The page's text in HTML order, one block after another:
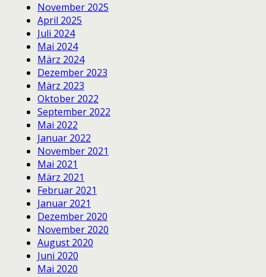
November 2025
April 2025
Juli 2024
Mai 2024
März 2024
Dezember 2023
März 2023
Oktober 2022
September 2022
Mai 2022
Januar 2022
November 2021
Mai 2021
März 2021
Februar 2021
Januar 2021
Dezember 2020
November 2020
August 2020
Juni 2020
Mai 2020